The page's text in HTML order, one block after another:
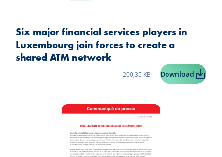
Six major financial services players in
Luxembourg join forces to create a
shared ATM network
Taille du fichier:
200,35 KB Download Six